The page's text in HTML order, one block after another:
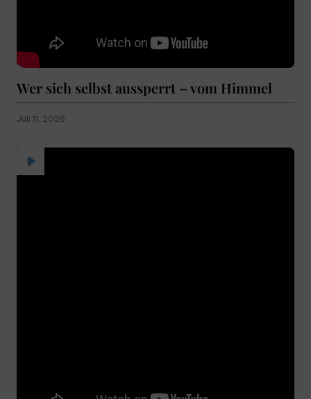
Wer sich selbst aussperrt – vom Himmel
Juli 11, 2026